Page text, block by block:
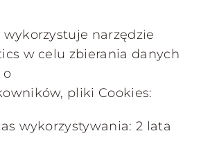
narzędzie
w celu zbierania danych
o
pliki Cookies:
wykorzystywania: 2 lata